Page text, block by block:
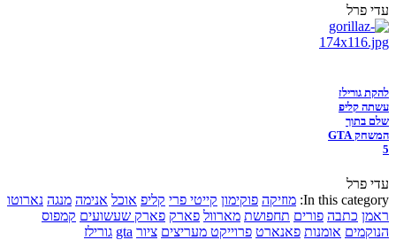
עדי פרל
להקת גורילז
עשתה קליפ
שלם בתוך
המשחק GTA
5
עדי פרל
In this category: מוזיקה פוקימון קייטי פרי קליפ אוכל אנימה מנגה נארוטו
ראמן כתבה פורים תחפושת מארוול פארק פארק שעשועים קמפוס
הנוקמים אומנות פאנארט פרוייקט מעריצים ציור gta גורילז